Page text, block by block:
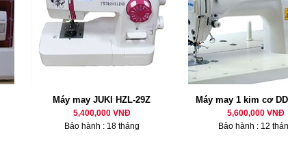
Máy may JUKI HZL-29Z
5,400,000 VNĐ
Bảo hành : 18 tháng
Máy may 1 kim cơ
5,600,000 VNĐ
Bảo hành : 12